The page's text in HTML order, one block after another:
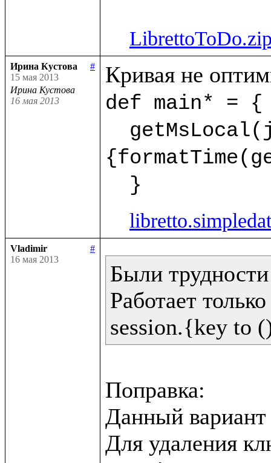
Ирина Кустова
#
15 мая 2013
Ирина Кустова
16 мая 2013
def main* = {
  }
Vladimir
#
16 мая 2013
Были
Работает
Поправка:
Данный вариант